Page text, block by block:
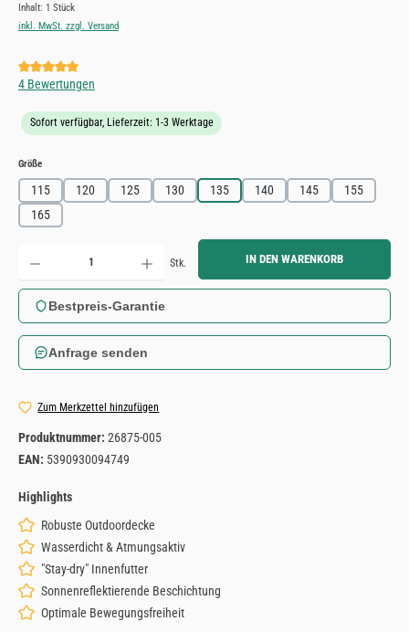
Inhalt: 1 Stück
inkl. MwSt. zzgl. Versand
Durchschnittliche Bewertung von 5 von 5 Sternen
4 Bewertungen
Sofort verfügbar, Lieferzeit: 1-3 Werktage
Größeauswählen
115 120 125 130 135 140 145
155
165
Produkt Anzahl: Gib den gewünschten Wert ein oder benutze die Schaltflächen um die Anzahl zu
Stk. IN DEN WARENKORB
Bestpreis-Garantie
Anfrage senden
Zum Merkzettel hinzufügen
Produktnummer: 26875-005
EAN: 5390930094749
Highlights
Robuste Outdoordecke
Wasserdicht & Atmungsaktiv
"Stay-dry" Innenfutter
Sonnenreflektierende Beschichtung
Optimale Bewegungsfreiheit